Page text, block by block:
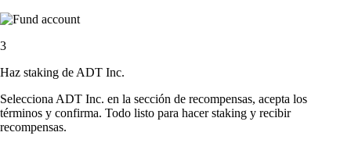
3
Haz staking de ADT Inc.
Selecciona ADT Inc. en la sección de recompensas, acepta los
términos y confirma. Todo listo para hacer staking y recibir
recompensas.